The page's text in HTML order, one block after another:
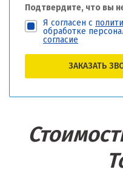
Подтвердите, что вы
Я согласен с
обработке
согласие
ЗАКАЗАТЬ